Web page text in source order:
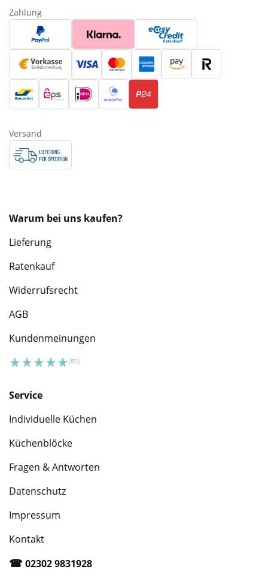
Zahlung
Versand
Warum bei uns kaufen?
Lieferung
Ratenkauf
Widerrufsrecht
AGB
Kundenmeinungen
Service
Individuelle Küchen
Küchenblöcke
Fragen & Antworten
Datenschutz
Impressum
Kontakt
☎︎ 02302 9831928